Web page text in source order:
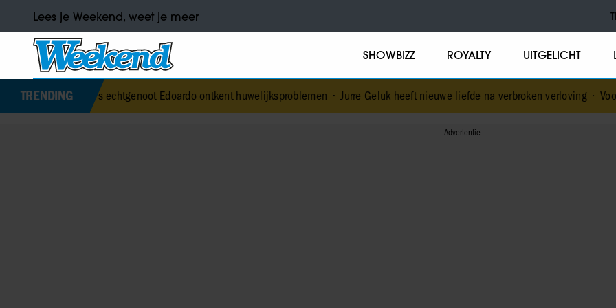
Lees je Weekend, weet je meer
SHOWBIZZ ROYALTY UITGELICHT
TRENDING
echtgenoot Edoardo ontkent huwelijksproblemen•Jurre Geluk heeft nieuwe liefde na verbroken verloving•Voormalig prins